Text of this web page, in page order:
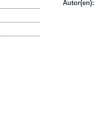
Autor(en):